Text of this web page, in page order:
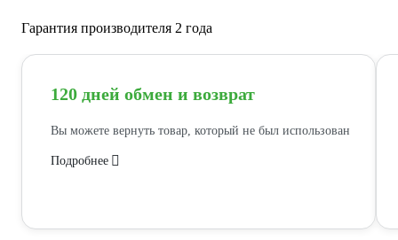
Гарантия производителя 2 года
120 дней обмен и возврат
Вы можете вернуть товар, который не был использован
Подробнее